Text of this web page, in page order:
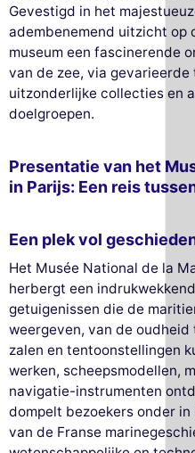
Gevestigd in het
adembenemend uitzicht op
museum een fascinerende
van de zee, via
uitzonderlijke collecties en
doelgroepen.
Presentatie van het
in Parijs: Een reis
Een plek vol
Het Musée National de la
herbergt een
getuigenissen die de
weergeven, van de
zalen en tentoonstellingen
werken, scheepsmodellen,
navigatie-instrumenten
dompelt bezoekers onder
van de Franse